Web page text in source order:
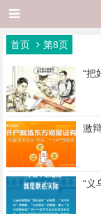
首页 第8页
“把
激
“义